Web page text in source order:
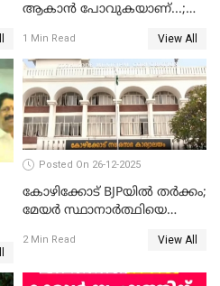
ആകാൻ പോവുകയാണ്...;
മുഖ്യമന്ത്രിയുടെ ഓഫീസ്
തന്നെ വിശദീകരിയ്ക്കുന്നു;
സത്യമിതാണ്
1 Min Read View All
Posted On 26-12-2025
കോഴിക്കോട് BJPയിൽ തർക്കം;
മേയർ സ്ഥാനാർത്ഥിയെ
2 Min Read View All